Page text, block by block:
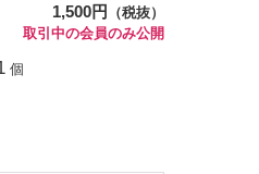
1,500円
（税抜）
取引中の会員のみ公開
個